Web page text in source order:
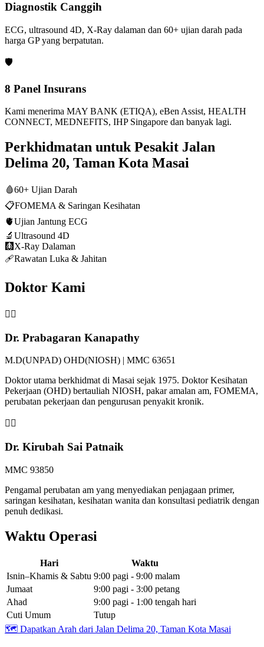
Diagnostik Canggih
ECG, ultrasound 4D, X-Ray dalaman dan 60+ ujian darah pada
harga GP yang berpatutan.
🛡️
8 Panel Insurans
Kami menerima MAY BANK (ETIQA), eBen Assist, HEALTH
CONNECT, MEDNEFITS, IHP Singapore dan banyak lagi.
Perkhidmatan untuk Pesakit Jalan
Delima 20, Taman Kota Masai
🩸60+ Ujian Darah
📋FOMEMA & Saringan Kesihatan
🫀Ujian Jantung ECG
🔬 Ultrasound 4D
🩻 X-Ray Dalaman
🩹Rawatan Luka & Jahitan
Doktor Kami
👨‍⚕️
Dr. Prabagaran Kanapathy
M.D(UNPAD) OHD(NIOSH) | MMC 63651
Doktor utama berkhidmat di Masai sejak 1975. Doktor Kesihatan
Pekerjaan (OHD) bertauliah NIOSH, pakar amalan am, FOMEMA,
perubatan pekerjaan dan pengurusan penyakit kronik.
👩‍⚕️
Dr. Kirubah Sai Patnaik
MMC 93850
Pengamal perubatan am yang menyediakan penjagaan primer,
saringan kesihatan, kesihatan wanita dan konsultasi pediatrik dengan
penuh dedikasi.
Waktu Operasi
Hari
Waktu
Isnin–Khamis & Sabtu 9:00 pagi - 9:00 malam
Jumaat
9:00 pagi - 3:00 petang
Ahad
9:00 pagi - 1:00 tengah hari
Cuti Umum
Tutup
🗺️ Dapatkan Arah dari Jalan Delima 20, Taman Kota Masai